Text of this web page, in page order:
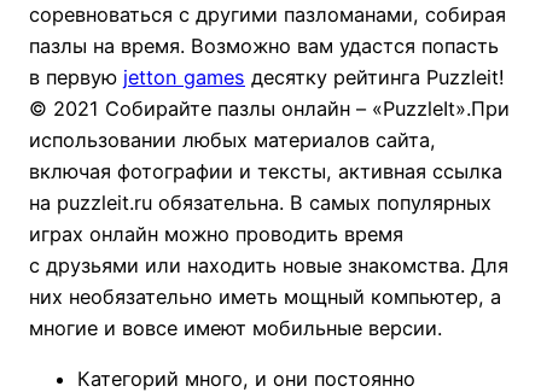
соревноваться c другими пазломанами, собирая
пазлы на время. Возможно вам удастся попасть
в первую jetton games десятку рейтинга Puzzleit!
© 2021 Собирайте пазлы онлайн – «PuzzleIt».При
использовании любых материалов сайта,
включая фотографии и тексты, активная ссылка
на puzzleit.ru обязательна. В самых популярных
играх онлайн можно проводить время
с друзьями или находить новые знакомства. Для
них необязательно иметь мощный компьютер, а
многие и вовсе имеют мобильные версии.
Категорий много, и они постоянно